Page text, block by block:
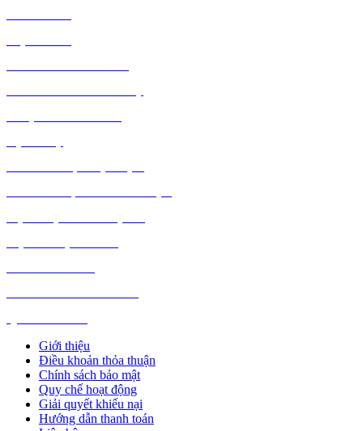
Giới thiệu
Điều khoản thỏa thuận
Chính sách bảo mật
Quy chế hoạt động
Giải quyết khiếu nại
Hướng dẫn thanh toán